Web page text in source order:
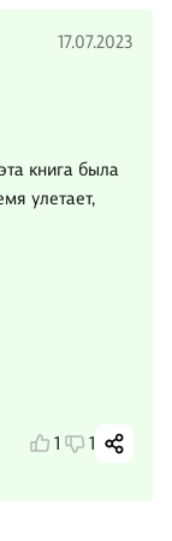
17.07.2023
книга была
улетает,
1 1